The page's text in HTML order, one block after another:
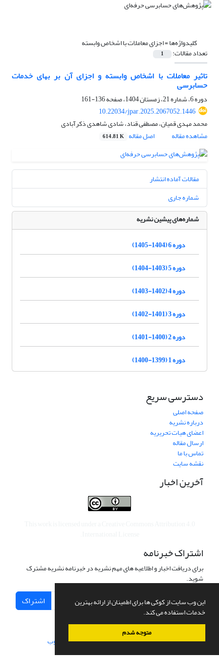
این وب سایت از کوکی ها برای اطمینان از ارائه بهترین
خدمات استفاده می کند.
متوجه شدم
کلیدواژه‌ها =اجزای معاملات با اشخاص وابسته‌
تعداد مقالات: 1
تاثیر معاملات با اشخاص وابسته و اجزای آن بر بهای خدمات
حسابرسی
دوره 6، شماره 21، زمستان 1404، صفحه
136-161
10.22034/jpar.2025.2067052.1446
محمد مهدی قمیان، مصطفی قناد، شادی شاهدی ذکرآبادی
مشاهده مقاله
اصل مقاله 614.81 K
مقالات آماده انتشار
شماره جاری
شماره‌های پیشین نشریه
دوره 6 (1404-1405)
دوره 5 (1403-1404)
دوره 4 (1402-1403)
دوره 3 (1401-1402)
دوره 2 (1400-1401)
دوره 1 (1399-1400)
دسترسی سریع
صفحه اصلی
درباره نشریه
اعضای هیات تحریریه
ارسال مقاله
تماس با ما
نقشه سایت
آخرین اخبار
اشتراک خبرنامه
برای دریافت اخبار و اطلاعیه های مهم نشریه در خبرنامه نشریه مشترک
شوید.
اشتراک
سامانه مدیریت نشریات علمی.طراحی و پیاده سازی از سیناوب